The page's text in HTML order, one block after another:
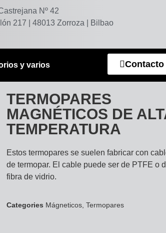
Nº 42
217 | 48013 Zorroza | Bilbao
y varios Contacto
TERMOPARES
MAGNÉTICOS DE
TEMPERATURA
Estos termopares se suelen fabricar con
de termopar. El cable puede ser de PTFE o
fibra de vidrio.
Categories Mágneticos,Termopares